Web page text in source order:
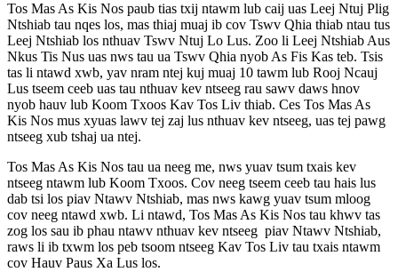
Tos Mas As Kis Nos paub tias txij ntawm lub caij uas Leej Ntuj Plig
Ntshiab tau nqes los, mas thiaj muaj ib cov Tswv Qhia thiab ntau tus
Leej Ntshiab los nthuav Tswv Ntuj Lo Lus. Zoo li Leej Ntshiab Aus
Nkus Tis Nus uas nws tau ua Tswv Qhia nyob As Fis Kas teb. Tsis
tas li ntawd xwb, yav nram ntej kuj muaj 10 tawm lub Rooj Ncauj
Lus tseem ceeb uas tau nthuav kev ntseeg rau sawv daws hnov
nyob hauv lub Koom Txoos Kav Tos Liv thiab. Ces Tos Mas As
Kis Nos mus xyuas lawv tej zaj lus nthuav kev ntseeg, uas tej pawg
ntseeg xub tshaj ua ntej.
Tos Mas As Kis Nos tau ua neeg me, nws yuav tsum txais kev
ntseeg ntawm lub Koom Txoos. Cov neeg tseem ceeb tau hais lus
dab tsi los piav Ntawv Ntshiab, mas nws kawg yuav tsum mloog
cov neeg ntawd xwb. Li ntawd, Tos Mas As Kis Nos tau khwv tas
zog los sau ib phau ntawv nthuav kev ntseeg piav Ntawv Ntshiab,
raws li ib txwm los peb tsoom ntseeg Kav Tos Liv tau txais ntawm
cov Hauv Paus Xa Lus los.